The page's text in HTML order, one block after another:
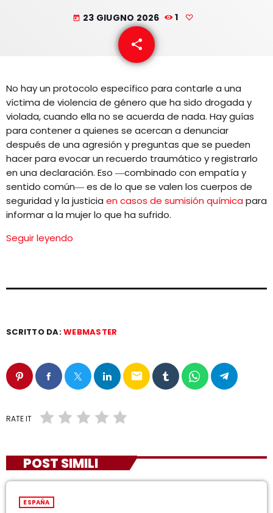
today 23 GIUGNO 2026 1
share
email
No hay un protocolo específico para contarle a una
víctima de violencia de género que ha sido drogada y
violada, cuando ella no se acuerda de nada. Hay guías
para contener a quienes se acercan a denunciar
después de una agresión y preguntas que se pueden
hacer para evocar un recuerdo traumático y registrarlo
en una declaración. Eso ―combinado con empatía y
sentido común― es de lo que se valen los cuerpos de
seguridad y la justicia en casos de sumisión químicapara
informar a la mujer lo que ha sufrido.
Seguir leyendo
SCRITTO DA:WEBMASTER
email
RATE IT
POST SIMILI
ESPAÑA